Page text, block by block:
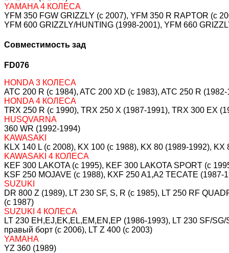
YAMAHA 4 КОЛЕСА
YFM 350 FGW GRIZZLY (c 2007), YFM 350 R RAPTOR (c
YFM 600 GRIZZLY/HUNTING (1998-2001), YFM 660
Совместимость зад
FD076
HONDA 3 КОЛЕСА
ATC 200 R (c 1984), ATC 200 XD (c 1983), ATC 250 R
HONDA 4 КОЛЕСА
TRX 250 R (c 1990), TRX 250 X (1987-1991), TRX 300 EX
HUSQVARNA
360 WR (1992-1994)
KAWASAKI
KLX 140 L (c 2008), KX 100 (c 1988), KX 80 (1989-1992),
KAWASAKI 4 КОЛЕСА
KEF 300 LAKOTA (c 1995), KEF 300 LAKOTA SPORT (c
KSF 250 MOJAVE (c 1988), KXF 250 A1,A2 TECATE (1987-
SUZUKI
DR 800 Z (1989), LT 230 SF, S, R (c 1985), LT 250 RF
(c 1987)
SUZUKI 4 КОЛЕСА
LT 230 EH,EJ,EK,EL,EM,EN,EP (1986-1993), LT 230 SF/
правый борт (c 2006), LT Z 400 (c 2003)
YAMAHA
YZ 360 (1989)